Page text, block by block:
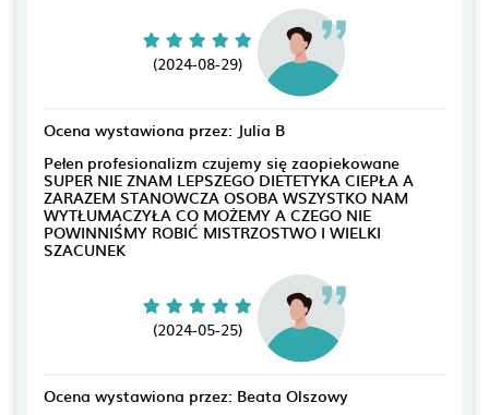
(2024-08-29)
Ocena wystawiona przez: Julia B
Pełen profesionalizm czujemy się zaopiekowane
SUPER NIE ZNAM LEPSZEGO DIETETYKA CIEPŁA A
ZARAZEM STANOWCZA OSOBA WSZYSTKO NAM
WYTŁUMACZYŁA CO MOŻEMY A CZEGO NIE
POWINNIŚMY ROBIĆ MISTRZOSTWO I WIELKI
SZACUNEK
(2024-05-25)
Ocena wystawiona przez: Beata Olszowy